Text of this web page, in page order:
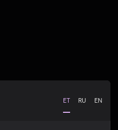
ET RU EN